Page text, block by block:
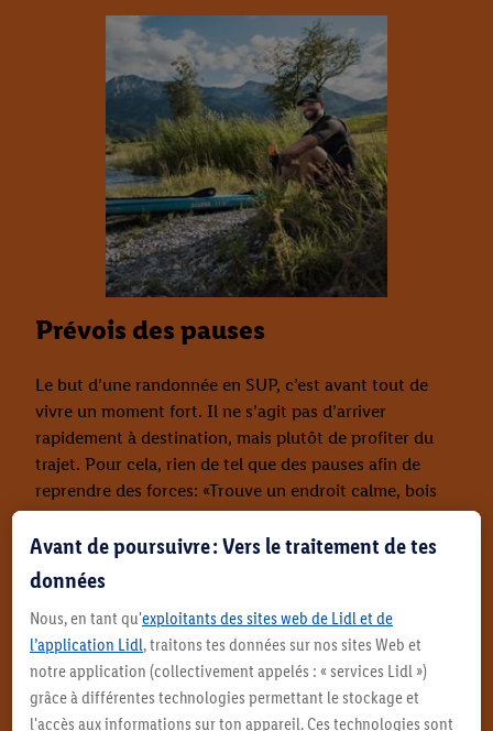
Prévois des pauses
Le but d’une randonnée en SUP, c’est avant tout de
vivre un moment fort. Il ne s’agit pas d’arriver
rapidement à destination, mais plutôt de profiter du
trajet. Pour cela, rien de tel que des pauses afin de
reprendre des forces: «Trouve un endroit calme, bois
suffisamment et protège-toi du soleil. Les deux filets
de rangement à l’avant et à l’arrière de la planche
offrent suffisamment d’espace pour que tout ce dont
Avant de poursuivre : Vers le traitement de tes
données
Nous, en tant qu'exploitants des sites web de Lidl et de
l’application Lidl, traitons tes données sur nos sites Web et
notre application (collectivement appelés : « services Lidl »)
grâce à différentes technologies permettant le stockage et
l'accès aux informations sur ton appareil. Ces technologies sont